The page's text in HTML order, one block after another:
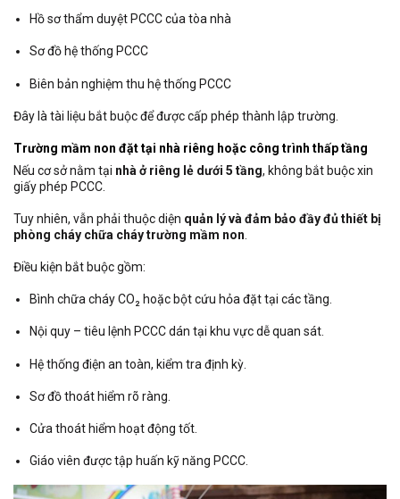
Hồ sơ thẩm duyệt PCCC của tòa nhà
Sơ đồ hệ thống PCCC
Biên bản nghiệm thu hệ thống PCCC
Đây là tài liệu bắt buộc để được cấp phép thành lập trường.
Trường mầm non đặt tại nhà riêng hoặc công trình thấp tầng
Nếu cơ sở nằm tại nhà ở riêng lẻ dưới 5 tầng, không bắt buộc xin
giấy phép PCCC.
Tuy nhiên, vẫn phải thuộc diện quản lý và đảm bảo đầy đủ thiết bị
phòng cháy chữa cháy trường mầm non
Điều kiện bắt buộc gồm:
Bình chữa cháy CO₂ hoặc bột cứu hỏa đặt tại các tầng.
Nội quy – tiêu lệnh PCCC dán tại khu vực dễ quan sát.
Hệ thống điện an toàn, kiểm tra định kỳ.
Sơ đồ thoát hiểm rõ ràng.
Cửa thoát hiểm hoạt động tốt.
Giáo viên được tập huấn kỹ năng PCCC.